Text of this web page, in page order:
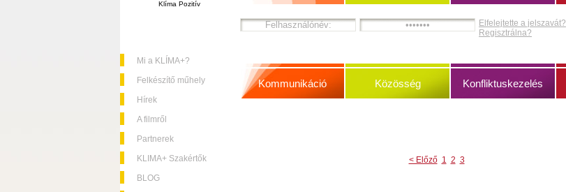
Klíma Pozitív
Mi a KLÍMA+?
Felkészítő műhely
Hírek
A filmről
Partnerek
KLIMA+ Szakértők
BLOG
Elfelejtette a jelszavát?
Regisztrálna?
Kommunikáció Közösség Konfliktuskezelés
< Előző 1 2 3